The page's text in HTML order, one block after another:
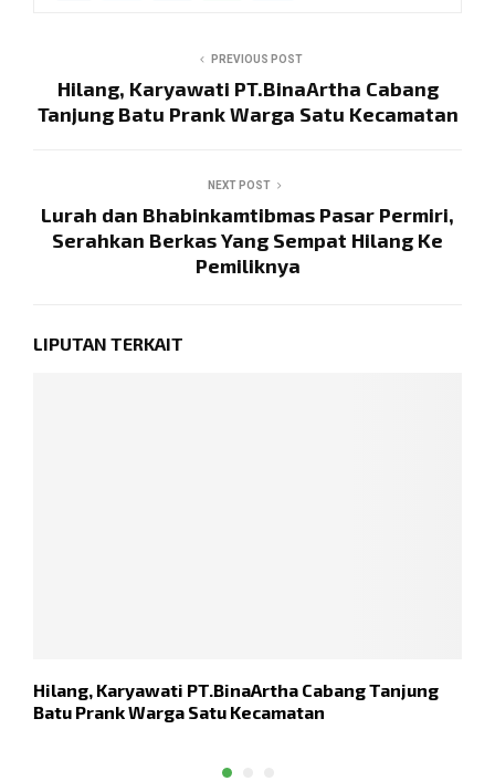
PREVIOUS POST
Hilang, Karyawati PT.BinaArtha Cabang
Tanjung Batu Prank Warga Satu Kecamatan
NEXT POST
Lurah dan Bhabinkamtibmas Pasar Permiri,
Serahkan Berkas Yang Sempat Hilang Ke
Pemiliknya
LIPUTAN TERKAIT
Hilang, Karyawati PT.BinaArtha Cabang Tanjung
Batu Prank Warga Satu Kecamatan